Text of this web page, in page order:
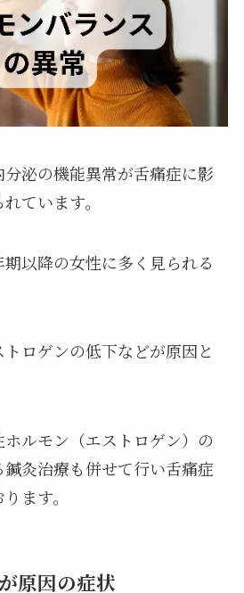
泌の機能異常が舌痛症に影
ています。
以降の女性に多く見られる
ロゲンの低下などが原因と
ルモン（エストロゲン）の
灸治療も併せて行い舌痛症
ます。
原因の症状